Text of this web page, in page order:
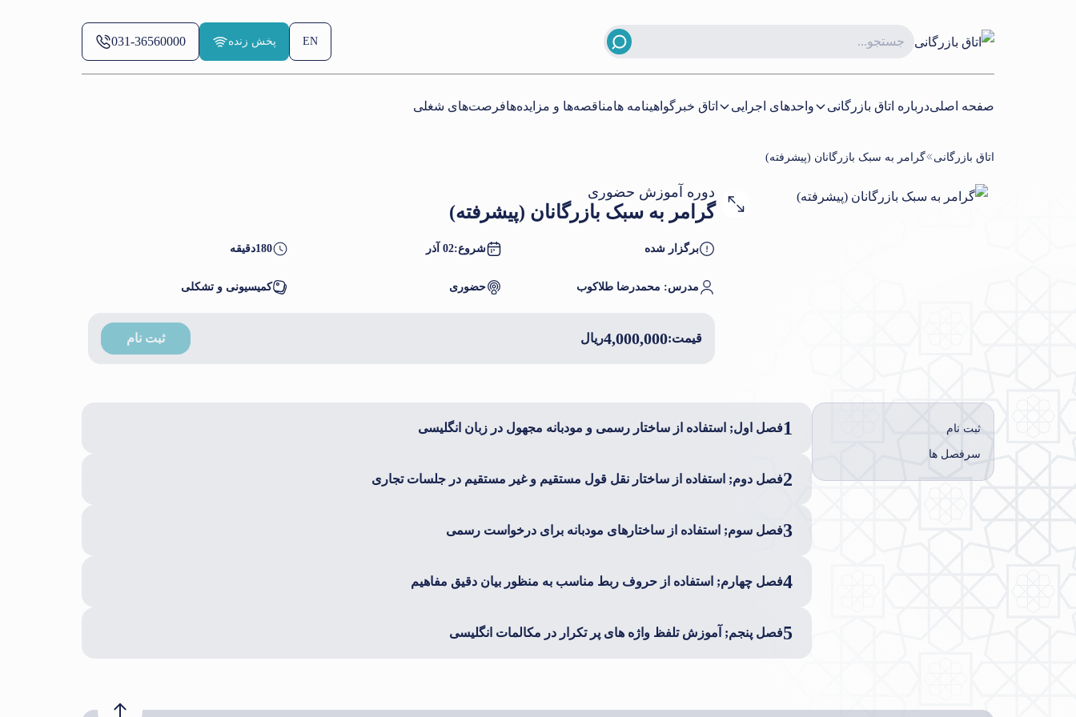
EN پخش زنده 031-36560000
صفحه اصلیدرباره اتاق بازرگانی واحدهای اجرایی اتاق خبر گواهینامه هامناقصه‌ها و مزایده‌هافرصت‌های شغلی
اتاق بازرگانی گرامر به سبک بازرگانان (پیشرفته)
دوره آموزش حضوری
گرامر به سبک بازرگانان (پیشرفته)
برگزار شده شروع:02 آذر 180دقیقه
مدرس: محمدرضا طلاكوب حضوری کمیسیونی و تشکلی
قیمت:4,000,000ریال ثبت نام
ثبت نام
سرفصل ها
1فصل اول; استفاده از ساختار رسمی و مودبانه مجهول در زبان انگلیسی
2فصل دوم; استفاده از ساختار نقل قول مستقیم و غیر مستقیم در جلسات تجاری
3فصل سوم; استفاده از ساختارهای مودبانه برای درخواست رسمی
4فصل چهارم; استفاده از حروف ربط مناسب به منظور بیان دقیق مفاهیم
5فصل پنجم; آموزش تلفظ واژه های پر تکرار در مکالمات انگلیسی